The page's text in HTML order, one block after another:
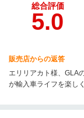
総合評価
5.0
販売店からの返答
エリリアカト様、GLA
が輸入車ライフを楽し
点検などお気軽にお店